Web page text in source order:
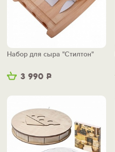
3 990 Р
Набор для сыра "Стилтон"